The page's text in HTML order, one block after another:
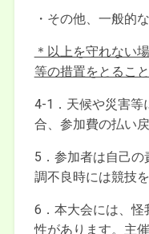
・その他、一般的
＊以上を守れない
等の措置をとるこ
4-1．天候や災害等
合、参加費の払い
5．参加者は自己
調不良時には競技
6．本大会には、怪
性があります。主